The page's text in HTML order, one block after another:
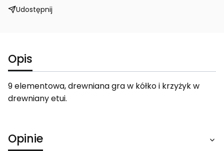
Udostępnij
Opis
9 elementowa, drewniana gra w kółko i krzyżyk w
drewniany etui.
Opinie